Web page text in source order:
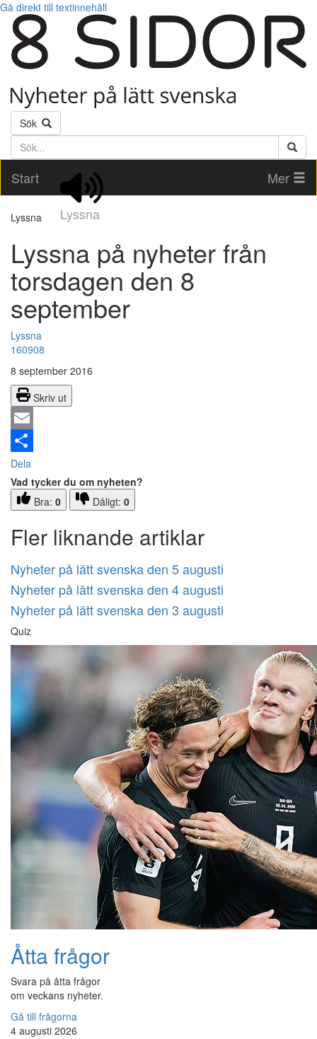
Gå direkt till textinnehåll
Sök
Söktext
Start
Lyssna
Mer
Lyssna
Lyssna på nyheter från
torsdagen den 8
september
Lyssna
160908
8 september 2016
Skriv ut
Email
Dela
Vad tycker du om nyheten?
Bra: 0 Dåligt: 0
Fler liknande artiklar
Nyheter på lätt svenska den 5 augusti
Nyheter på lätt svenska den 4 augusti
Nyheter på lätt svenska den 3 augusti
Quiz
Åtta frågor
Svara på åtta frågor
om veckans nyheter.
Gå till frågorna
4 augusti 2026